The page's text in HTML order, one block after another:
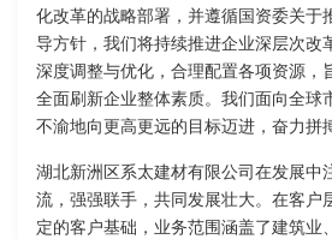
化改革的战略部署，并遵循国资委关于
导方针，我们将持续推进企业深层次改
深度调整与优化，合理配置各项资源，
全面刷新企业整体素质。我们面向全球
不渝地向更高更远的目标迈进，奋力拼
湖北新洲区系太建材有限公司在发展中
流，强强联手，共同发展壮大。在客户
定的客户基础，业务范围涵盖了建筑业